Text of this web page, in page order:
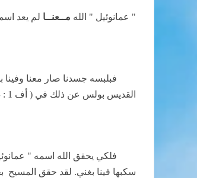
" عمانوئيل " الله مــعنــا لم يعد
فبلبسه جسدنا صار معنا وفينا
القديس بولس عن ذلك في ( أف 1 : 3 -6 ). أما ابنه الرب يسوع المسيح فأشتهي أن يكون بكرا لإخوة كثيرين فصمم أن يشبه أخوته في كل شئ ( رو8 : 29، عب2 :7 ).
فلكي يحقق الله اسمه "
سكبها فينا بغني. لقد حقق المسيح